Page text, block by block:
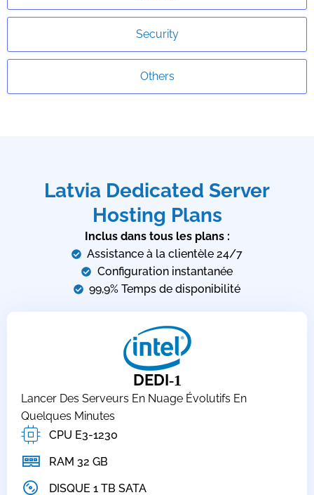
Security
Others
Latvia Dedicated Server
Hosting Plans
Inclus dans tous les plans :
Assistance à la clientèle 24/7
Configuration instantanée
99,9% Temps de disponibilité
DEDI-1
Lancer Des Serveurs En Nuage Évolutifs En
Quelques Minutes
CPU E3-1230
RAM 32 GB
DISQUE 1 TB SATA